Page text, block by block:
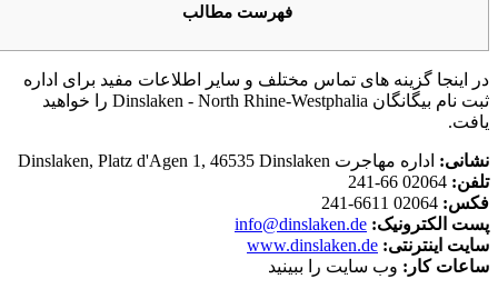
فهرست مطالب
در اینجا گزینه های تماس مختلف و سایر اطلاعات مفید برای اداره
ثبت نام بیگانگان Dinslaken - North Rhine-Westphalia را خواهید
یافت.
نشانی: اداره مهاجرت Dinslaken, Platz d'Agen 1, 46535 Dinslaken
تلفن:
فکس:
پست الکترونیک: info@dinslaken.de
سایت اینترنتی: www.dinslaken.de
ساعات کار: وب سایت را ببینید